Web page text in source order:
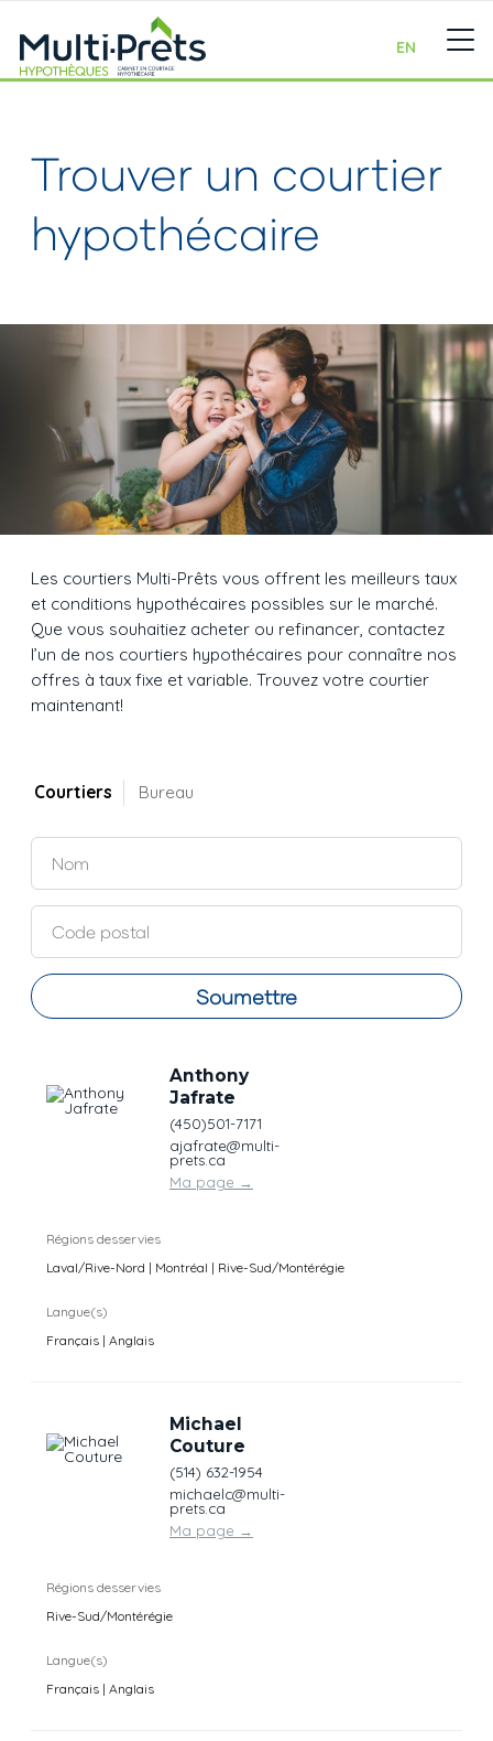
EN
Trouver un courtier
hypothécaire
Les courtiers Multi-Prêts vous offrent les meilleurs taux
et conditions hypothécaires possibles sur le marché.
Que vous souhaitiez acheter ou refinancer, contactez
l’un de nos courtiers hypothécaires pour connaître nos
offres à taux fixe et variable. Trouvez votre courtier
maintenant!
Courtiers Bureau
Soumettre
Anthony
Jafrate
(450)501-7171
ajafrate@multi-
prets.ca
Ma page →
Régions desservies
Laval/Rive-Nord | Montréal | Rive-Sud/Montérégie
Langue(s)
Français | Anglais
Michael
Couture
(514) 632-1954
michaelc@multi-
prets.ca
Ma page →
Régions desservies
Rive-Sud/Montérégie
Langue(s)
Français | Anglais